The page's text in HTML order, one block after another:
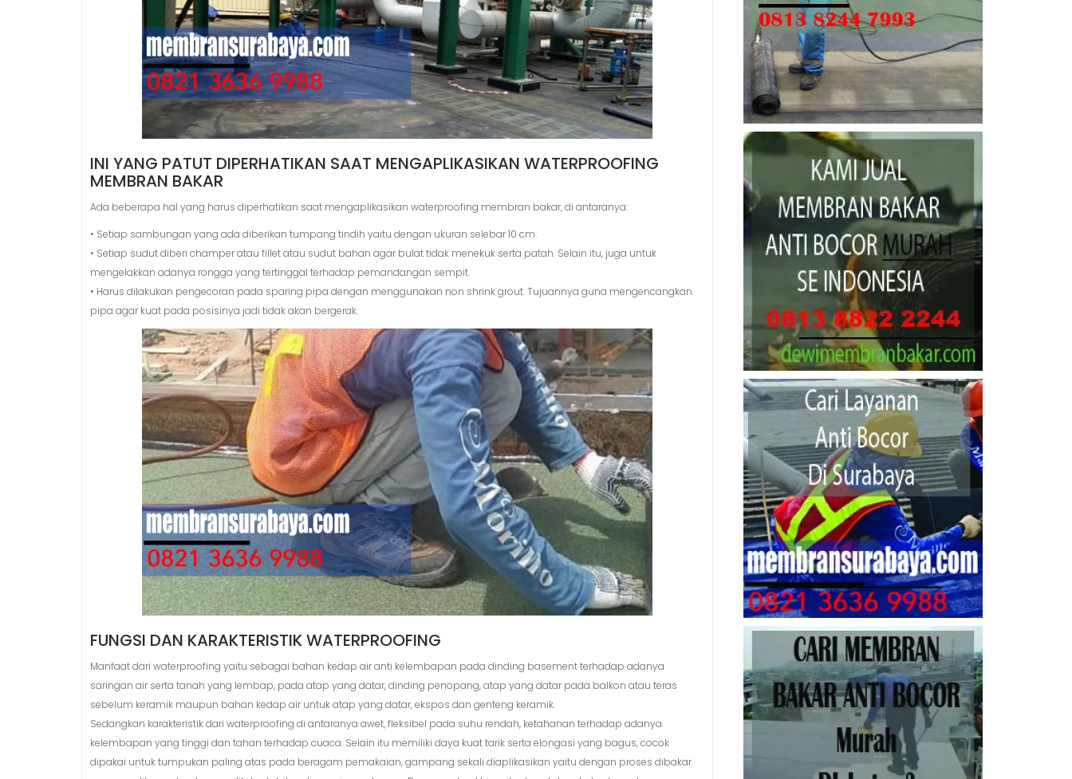
INI YANG PATUT DIPERHATIKAN SAAT MENGAPLIKASIKAN WATERPROOFING
MEMBRAN BAKAR
Ada beberapa hal yang harus diperhatikan saat mengaplikasikan waterproofing membran bakar, di antaranya:
• Setiap sambungan yang ada diberikan tumpang tindih yaitu dengan ukuran selebar 10 cm.
• Setiap sudut diberi champer atau fillet atau sudut bahan agar bulat tidak menekuk serta patah. Selain itu, juga untuk
mengelakkan adanya rongga yang tertinggal terhadap pemandangan sempit.
• Harus dilakukan pengecoran pada sparing pipa dengan menggunakan non shrink grout. Tujuannya guna mengencangkan
pipa agar kuat pada posisinya jadi tidak akan bergerak.
FUNGSI DAN KARAKTERISTIK WATERPROOFING
Manfaat dari waterproofing yaitu sebagai bahan kedap air anti kelembapan pada dinding basement terhadap adanya
saringan air serta tanah yang lembap, pada atap yang datar, dinding penopang, atap yang datar pada balkon atau teras
sebelum keramik maupun bahan kedap air untuk atap yang datar, ekspos dan genteng keramik.
Sedangkan karakteristik dari waterproofing di antaranya awet, fleksibel pada suhu rendah, ketahanan terhadap adanya
kelembapan yang tinggi dan tahan terhadap cuaca. Selain itu memiliki daya kuat tarik serta elongasi yang bagus, cocok
dipakai untuk tumpukan paling atas pada beragam pemakaian, gampang sekali diaplikasikan yaitu dengan proses dibakar